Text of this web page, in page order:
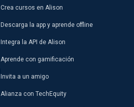
Crea cursos en Alison
Descarga la app y aprende offline
Integra la API de Alison
Aprende con gamificación
Invita a un amigo
Alianza con TechEquity